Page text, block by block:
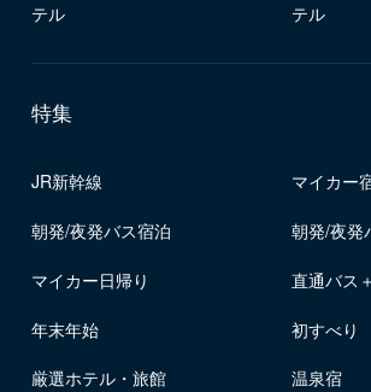
テル
テル
特集
JR新幹線 マイカー
朝発/夜発バス宿泊 朝発/夜発
マイカー日帰り 直通バス
年末年始 初すべり
厳選ホテル・旅館 温泉宿